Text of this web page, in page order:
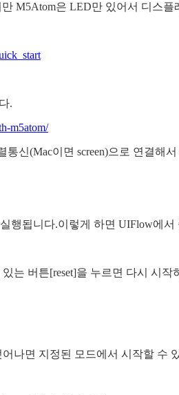
M5Atom은 LED만 있어서 디스
.
m5atom/
신(Mac이면 screen)으로 연결
행됩니다.이렇게 하면 UIFlow에서
는 버튼[reset]을 누르면 다시 시
나면 지정된 모드에서 시작할 수